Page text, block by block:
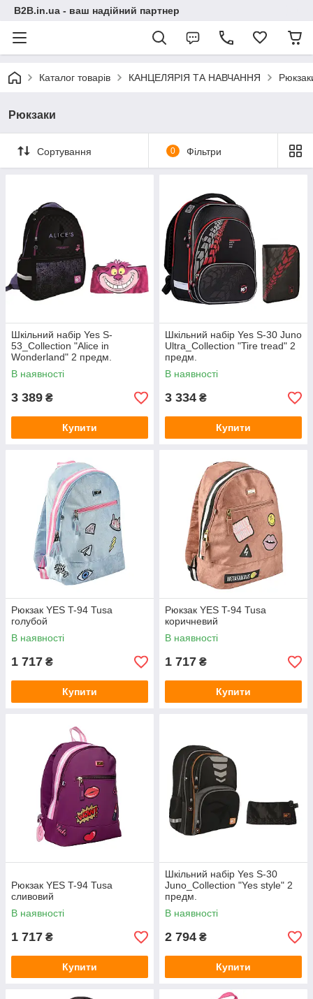
B2B.in.ua - ваш надійний партнер
Каталог товарів КАНЦЕЛЯРІЯ ТА НАВЧАННЯ
Рюкзаки
Сортування 0 Фільтри
Шкільний набір Yes S-
53_Collection "Alice in
Wonderland" 2 предм.
В наявності
3 389 ₴
Купити
Шкільний набір Yes S-30 Juno
Ultra_Collection "Tire tread" 2
предм.
В наявності
3 334 ₴
Купити
Рюкзак YES T-94 Tusa
голубой
В наявності
1 717 ₴
Купити
Рюкзак YES T-94 Tusa
коричневий
В наявності
1 717 ₴
Купити
Рюкзак YES T-94 Tusa
сливовий
В наявності
1 717 ₴
Купити
Шкільний набір Yes S-30
Juno_Collection "Yes style" 2
предм.
В наявності
2 794 ₴
Купити